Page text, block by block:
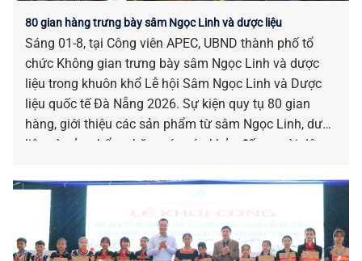
80 gian hàng trưng bày sâm Ngọc Linh và dược liệu
Sáng 01-8, tại Công viên APEC, UBND thành phố tổ
chức Không gian trưng bày sâm Ngọc Linh và dược
liệu trong khuôn khổ Lễ hội Sâm Ngọc Linh và Dược
liệu quốc tế Đà Nẵng 2026. Sự kiện quy tụ 80 gian
hàng, giới thiệu các sản phẩm từ sâm Ngọc Linh, dược
liệu và sản phẩm chăm sóc sức khỏe đến người dân,
Hồ Quang Bửu.